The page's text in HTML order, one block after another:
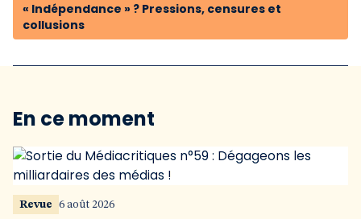
« Indépendance » ? Pressions, censures et
collusions
En ce moment
Revue 6 août 2026